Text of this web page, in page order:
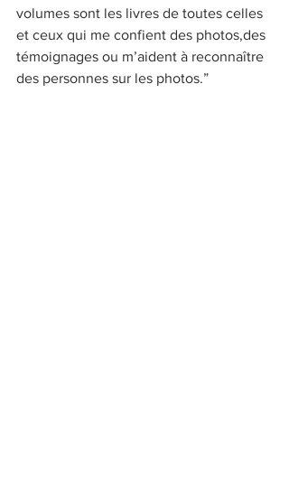
volumes sont les livres de toutes celles
et ceux qui me confient des photos,des
témoignages ou m’aident à reconnaître
des personnes sur les photos.”